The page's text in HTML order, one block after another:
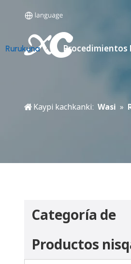
Rurukuna Procedimientos
Kaypi kachkanki: Wasi »
Categoría de
Productos